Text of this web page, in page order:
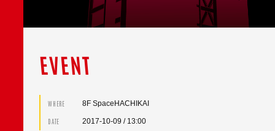
EVENT
WHERE 8F SpaceHACHIKAI
DATE 2017-10-09 / 13:00